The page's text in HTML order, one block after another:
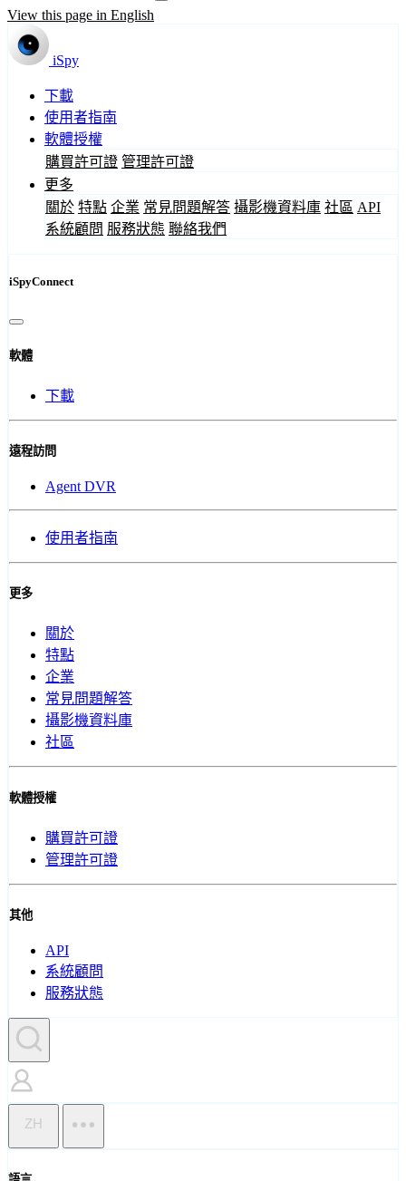
View this page in English
iSpy
下載
使用者指南
軟體授權
購買許可證 管理許可證
更多
關於 特點 企業 常見問題解答 攝影機資料庫 社區 API
系統顧問 服務狀態 聯絡我們
iSpyConnect
軟體
下載
遠程訪問
Agent DVR
使用者指南
更多
關於
特點
企業
常見問題解答
攝影機資料庫
社區
軟體授權
購買許可證
管理許可證
其他
API
系統顧問
服務狀態
ZH